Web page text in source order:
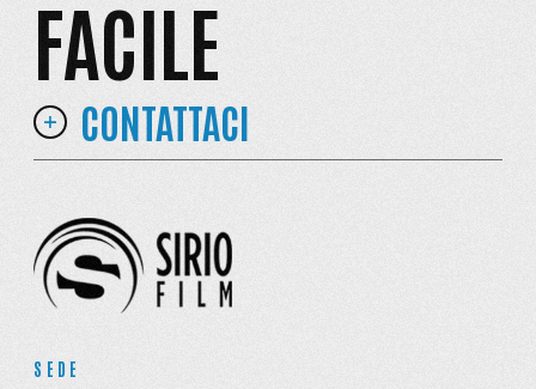
FACILE
CONTATTACI
SEDE